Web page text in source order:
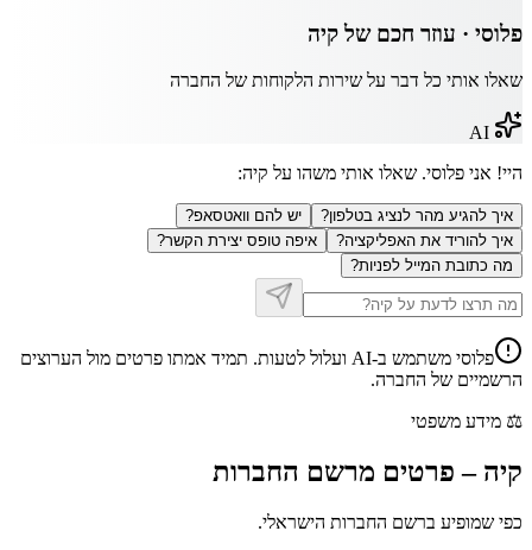
פלוסי · עוזר חכם של קיה
שאלו אותי כל דבר על שירות הלקוחות של החברה
היי! אני פלוסי. שאלו אותי משהו על קיה:
איך להגיע מהר לנציג בטלפון?
יש להם וואטסאפ?
איך להוריד את האפליקציה?
איפה טופס יצירת הקשר?
מה כתובת המייל לפניות?
פלוסי משתמש ב-AI ועלול לטעות. תמיד אמתו פרטים מול הערוצים
הרשמיים של החברה.
⚖️ מידע משפטי
קיה – פרטים מרשם החברות
כפי שמופיע ברשם החברות הישראלי.